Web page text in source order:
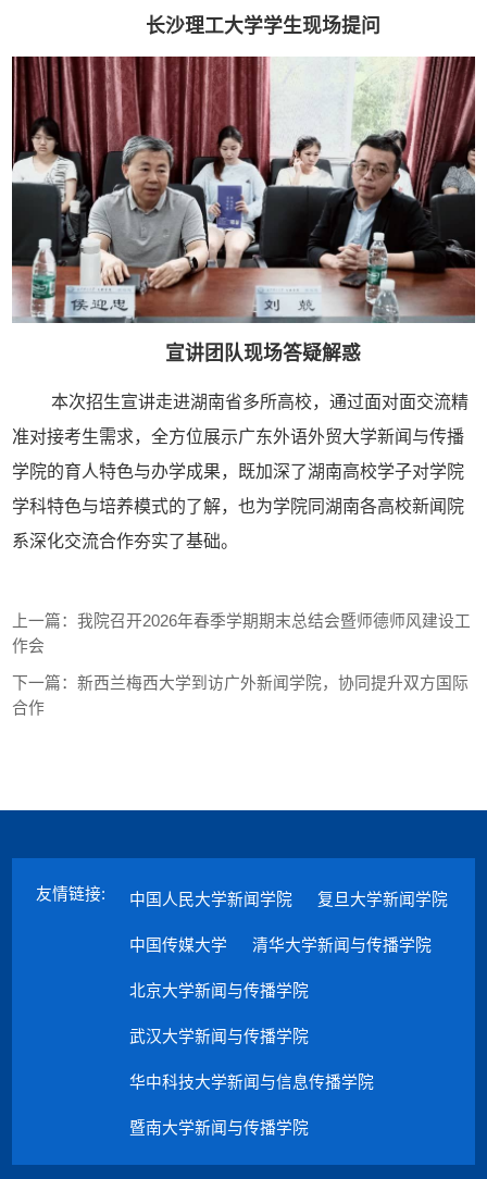
长沙理工大学学生现场提问
宣讲团队现场答疑解惑
本次招生宣讲走进湖南省多所高校，通过面对面交流精
准对接考生需求，全方位展示广东外语外贸大学新闻与传播
学院的育人特色与办学成果，既加深了湖南高校学子对学院
学科特色与培养模式的了解，也为学院同湖南各高校新闻院
系深化交流合作夯实了基础。
上一篇：我院召开2026年春季学期期末总结会暨师德师风建设工
作会
下一篇：新西兰梅西大学到访广外新闻学院，协同提升双方国际
合作
友情链接: 中国人民大学新闻学院 复旦大学新闻学院
中国传媒大学 清华大学新闻与传播学院
北京大学新闻与传播学院
武汉大学新闻与传播学院
华中科技大学新闻与信息传播学院
暨南大学新闻与传播学院